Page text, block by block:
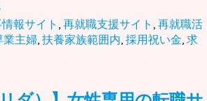
報サイト , 再就職支援サイト , 再就職活
業主婦, 扶養家族範囲内, 採用祝い金, 求